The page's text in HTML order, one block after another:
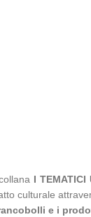
I TEMATICI
culturale
e i